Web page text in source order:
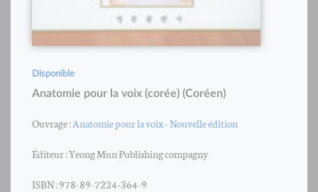
Disponible
Anatomie pour la voix (corée) (Coréen)
Ouvrage :Anatomie pour la voix - Nouvelle édition
Éditeur : Yeong Mun Publishing compagny
ISBN : 978-89-7224-364-9